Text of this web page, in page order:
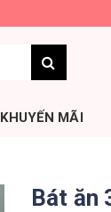
KHUYẾN MÃI
Bát ăn